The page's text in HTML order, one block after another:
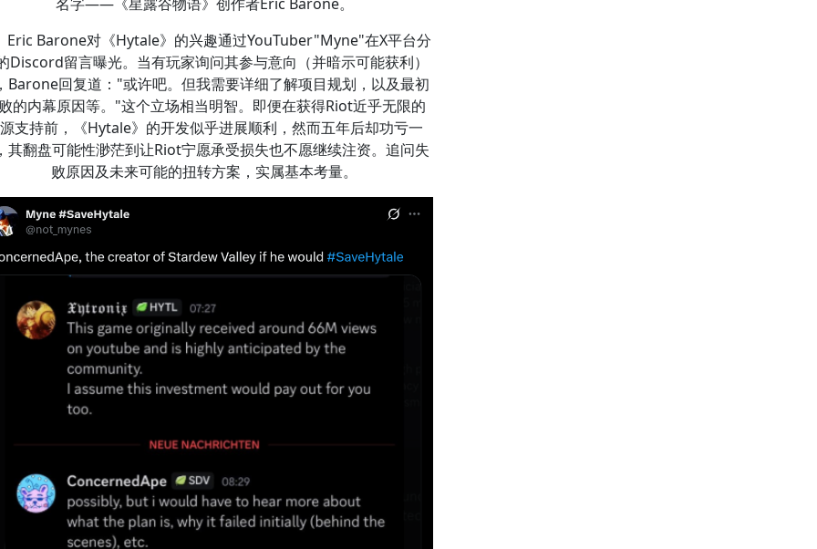
Eric Barone对《Hytale》的兴趣通过YouTuber"Myne"在X平台分
Discord留言曝光。当有玩家询问其参与意向（并暗示可能获利）
Barone回复道："或许吧。但我需要详细了解项目规划，以及最初
的内幕原因等。"这个立场相当明智。即便在获得Riot近乎无限的
支持前，《Hytale》的开发似乎进展顺利，然而五年后却功亏一
其翻盘可能性渺茫到让Riot宁愿承受损失也不愿继续注资。追问失
败原因及未来可能的扭转方案，实属基本考量。